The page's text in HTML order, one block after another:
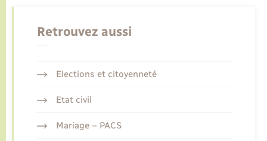
Retrouvez aussi
Elections et citoyenneté
Etat civil
Mariage – PACS